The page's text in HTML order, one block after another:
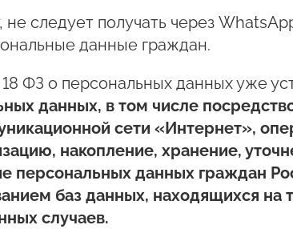
не следует получать через
данные граждан.
18 ФЗ о персональных данных уже
данных, в том числе
сети «Интернет»,
накопление, хранение,
персональных данных граждан
баз данных, находящихся
случаев.